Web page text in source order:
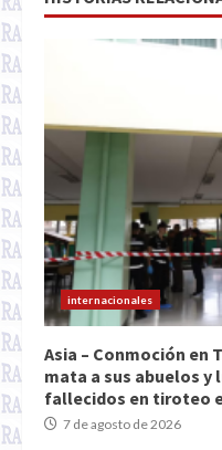
internacionales
Asia – Conmoción en
mata a sus abuelos y
fallecidos en tiroteo
7 de agosto de 2026